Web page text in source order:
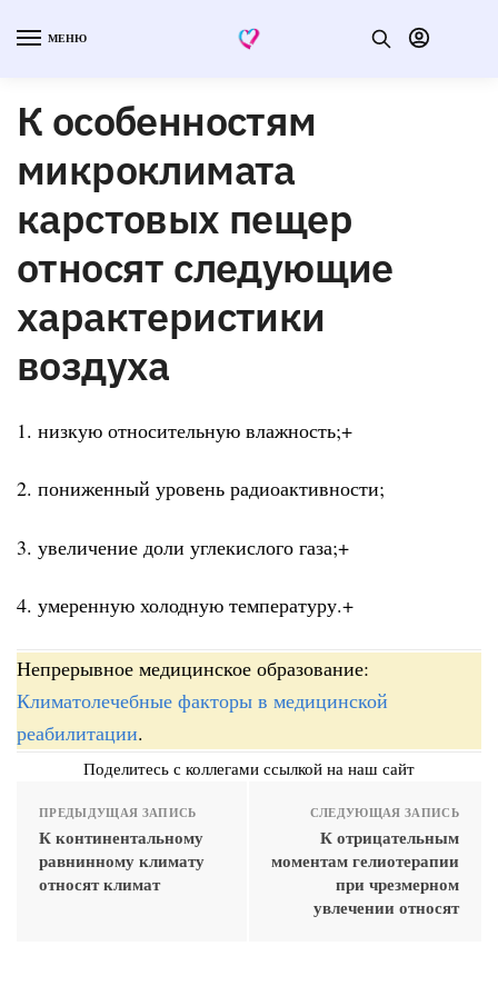
МЕНЮ
К особенностям
микроклимата
карстовых пещер
относят следующие
характеристики
воздуха
1. низкую относительную влажность;+
2. пониженный уровень радиоактивности;
3. увеличение доли углекислого газа;+
4. умеренную холодную температуру.+
Непрерывное медицинское образование:
Климатолечебные факторы в медицинской
реабилитации.
Поделитесь с коллегами ссылкой на наш сайт
ПРЕДЫДУЩАЯ ЗАПИСЬ
К континентальному
равнинному климату
относят климат
СЛЕДУЮЩАЯ ЗАПИСЬ
К отрицательным
моментам гелиотерапии
при чрезмерном
увлечении относят